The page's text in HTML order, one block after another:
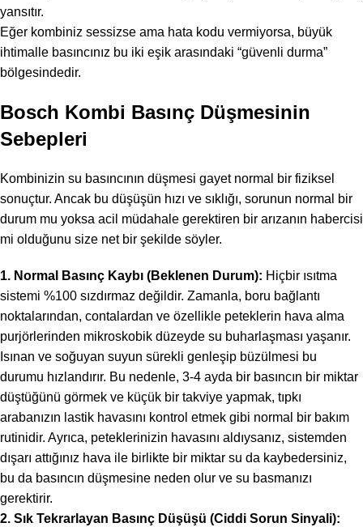
yansıtır.
Eğer kombiniz sessizse ama hata kodu vermiyorsa, büyük
ihtimalle basıncınız bu iki eşik arasındaki “güvenli durma”
bölgesindedir.
Bosch Kombi Basınç Düşmesinin
Sebepleri
Kombinizin su basıncının düşmesi gayet normal bir fiziksel
sonuçtur. Ancak bu düşüşün hızı ve sıklığı, sorunun normal bir
durum mu yoksa acil müdahale gerektiren bir arızanın habercisi
mi olduğunu size net bir şekilde söyler.
1. Normal Basınç Kaybı (Beklenen Durum): Hiçbir ısıtma
sistemi %100 sızdırmaz değildir. Zamanla, boru bağlantı
noktalarından, contalardan ve özellikle peteklerin hava alma
purjörlerinden mikroskobik düzeyde su buharlaşması yaşanır.
Isınan ve soğuyan suyun sürekli genleşip büzülmesi bu
durumu hızlandırır. Bu nedenle, 3-4 ayda bir basıncın bir miktar
düştüğünü görmek ve küçük bir takviye yapmak, tıpkı
arabanızın lastik havasını kontrol etmek gibi normal bir bakım
rutinidir. Ayrıca, peteklerinizin havasını aldıysanız, sistemden
dışarı attığınız hava ile birlikte bir miktar su da kaybedersiniz,
bu da basıncın düşmesine neden olur ve su basmanızı
gerektirir.
2. Sık Tekrarlayan Basınç Düşüşü (Ciddi Sorun Sinyali):